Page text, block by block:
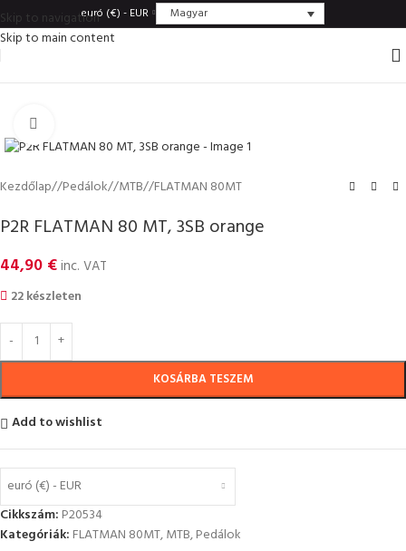
Skip to navigation
Skip to main content
euró (€) - EUR Magyar
Kezdőlap/ Pedálok/ MTB/ FLATMAN 80MT
P2R FLATMAN 80 MT, 3SB orange
44,90 €inc. VAT
22 készleten
KOSÁRBA TESZEM
Add to wishlist
euró (€) - EUR
Cikkszám: P20534
Kategóriák: FLATMAN 80MT,MTB,Pedálok